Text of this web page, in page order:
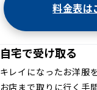
料金表は
自宅で受け取る
キレイになったお洋服
お店まで取りに行く手